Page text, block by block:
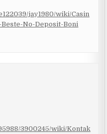
jay1980/wiki/Casin
No-Deposit-Boni
3900245/wiki/Kontak